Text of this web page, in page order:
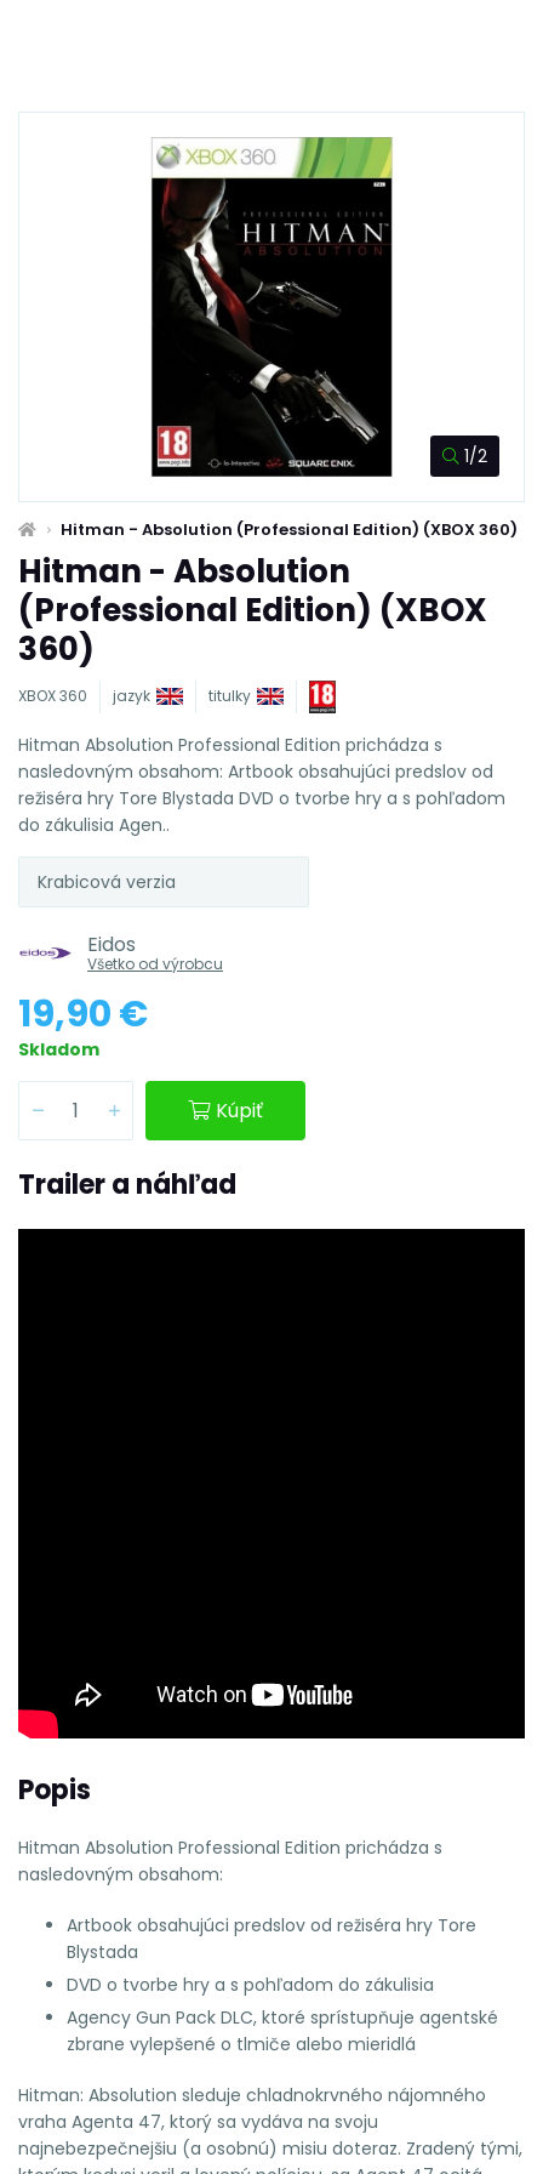
1/2
Hitman - Absolution (Professional Edition) (XBOX 360)
Hitman - Absolution
(Professional Edition) (XBOX
360)
XBOX 360 jazyk titulky
Hitman Absolution Professional Edition prichádza s
nasledovným obsahom: Artbook obsahujúci predslov od
režiséra hry Tore Blystada DVD o tvorbe hry a s pohľadom
do zákulisia Agen..
Krabicová verzia
Eidos
Všetko od výrobcu
19,90 €
Skladom
Kúpiť
Trailer a náhľad
Popis
Hitman Absolution Professional Edition prichádza s
nasledovným obsahom:
Artbook obsahujúci predslov od režiséra hry Tore
Blystada
DVD o tvorbe hry a s pohľadom do zákulisia
Agency Gun Pack DLC, ktoré sprístupňuje agentské
zbrane vylepšené o tlmiče alebo mieridlá
Hitman: Absolution sleduje chladnokrvného nájomného
vraha Agenta 47, ktorý sa vydáva na svoju
najnebezpečnejšiu (a osobnú) misiu doteraz. Zradený tými,